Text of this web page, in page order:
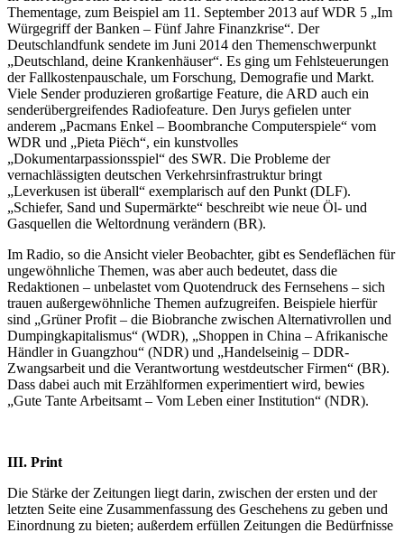
Thementage, zum Beispiel am 11. September 2013 auf WDR 5 „Im
Würgegriff der Banken – Fünf Jahre Finanzkrise“. Der
Deutschlandfunk sendete im Juni 2014 den Themenschwerpunkt
„Deutschland, deine Krankenhäuser“. Es ging um Fehlsteuerungen
der Fallkostenpauschale, um Forschung, Demografie und Markt.
Viele Sender produzieren großartige Feature, die ARD auch ein
senderübergreifendes Radiofeature. Den Jurys gefielen unter
anderem „Pacmans Enkel – Boombranche Computerspiele“ vom
WDR und „Pieta Piëch“, ein kunstvolles
„Dokumentarpassionsspiel“ des SWR. Die Probleme der
vernachlässigten deutschen Verkehrsinfrastruktur bringt
„Leverkusen ist überall“ exemplarisch auf den Punkt (DLF).
„Schiefer, Sand und Supermärkte“ beschreibt wie neue Öl- und
Gasquellen die Weltordnung verändern (BR).
Im Radio, so die Ansicht vieler Beobachter, gibt es Sendeflächen für
ungewöhnliche Themen, was aber auch bedeutet, dass die
Redaktionen – unbelastet vom Quotendruck des Fernsehens – sich
trauen außergewöhnliche Themen aufzugreifen. Beispiele hierfür
sind „Grüner Profit – die Biobranche zwischen Alternativrollen und
Dumping­kapita­lis­mus“ (WDR), „Shoppen in China – Afrikanische
Händler in Guangzhou“ (NDR) und „Handelseinig – DDR-
Zwangsarbeit und die Verantwortung westdeutscher Firmen“ (BR).
Dass dabei auch mit Erzählformen experimentiert wird, bewies
„Gute Tante Arbeitsamt – Vom Leben einer Institution“ (NDR).
III. Print
Die Stärke der Zeitungen liegt darin, zwischen der ersten und der
letzten Seite eine Zusammenfassung des Geschehens zu geben und
Einordnung zu bieten; außerdem erfüllen Zeitungen die Bedürfnisse